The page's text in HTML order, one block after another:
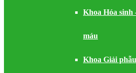
Khoa Hóa sinh
máu
Khoa Giải